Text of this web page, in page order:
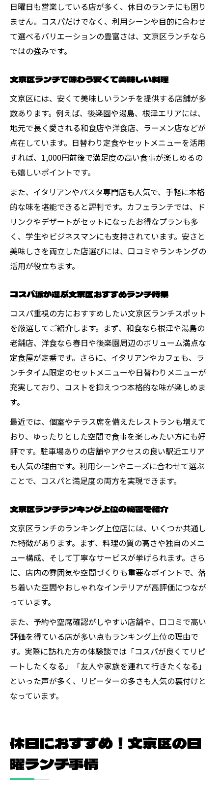
日曜日も営業している店が多く、休日のランチにも困り
ません。コスパだけでなく、利用シーンや目的に合わせ
て選べるバリエーションの豊富さは、文京区ランチなら
ではの強みです。
文京区ランチで味わう安くて美味しい料理
文京区には、安くて美味しいランチを提供する店舗が多
数あります。例えば、後楽園や湯島、根津エリアには、
地元で長く愛される和食店や洋食店、ラーメン店などが
点在しています。日替わり定食やセットメニューを活用
すれば、1,000円前後で満足度の高い食事が楽しめるの
も嬉しいポイントです。
また、イタリアンやパスタ専門店も人気で、手軽に本格
的な味を堪能できると評判です。カフェランチでは、ド
リンクやデザートがセットになったお得なプランも多
く、学生やビジネスマンにも支持されています。安さと
美味しさを両立した店選びには、口コミやランキングの
活用が役立ちます。
コスパ派が選ぶ文京区おすすめランチ特集
コスパ重視の方におすすめしたい文京区ランチスポット
を厳選してご紹介します。まず、和食なら根津や湯島の
老舗店、洋食なら春日や後楽園周辺のボリューム満点な
定食屋が定番です。さらに、イタリアンやカフェも、ラ
ンチタイム限定のセットメニューや日替わりメニューが
充実しており、コストを抑えつつ本格的な味が楽しめま
す。
最近では、個室やテラス席を備えたレストランも増えて
おり、ゆったりとした空間で食事を楽しみたい方にも好
評です。駐車場ありの店舗やアクセスの良い駅近エリア
も人気の理由です。利用シーンやニーズに合わせて選ぶ
ことで、コスパと満足度の両方を実現できます。
文京区ランチランキング上位の秘密を紹介
文京区ランチのランキング上位店には、いくつか共通し
た特徴があります。まず、料理の質の高さや独自のメニ
ュー構成、そして丁寧なサービスが挙げられます。さら
に、店内の雰囲気や空間づくりも重要なポイントで、落
ち着いた空間やおしゃれなインテリアが高評価につなが
っています。
また、予約や空席確認がしやすい店舗や、口コミで高い
評価を得ている店が多い点もランキング上位の理由で
す。実際に訪れた方の体験談では「コスパが良くてリピ
ートしたくなる」「友人や家族を連れて行きたくなる」
といった声が多く、リピーターの多さも人気の裏付けと
なっています。
休日におすすめ！文京区の日
曜ランチ事情